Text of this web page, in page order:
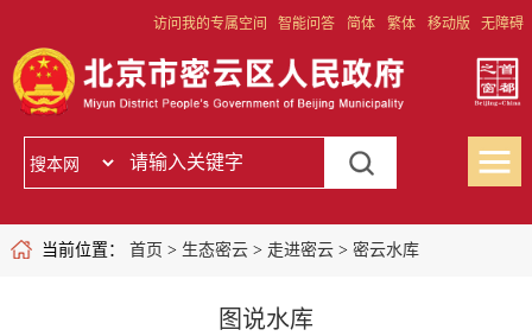
访问我的专属空间 智能问答 简体 繁体 移动版 无障碍
当前位置： 首页 > 生态密云> 走进密云> 密云水库
图说水库